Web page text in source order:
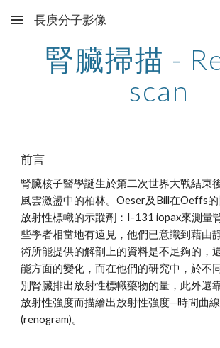
Skip to main content
長庚分子影像
腎臟掃描 -
scan
前言
腎臟核子醫學誕生於第二次世界大戰結束
風雲激盪中的柏林。Oeser及Bill在Oeffs
放射性標幟的示蹤劑：I-131 iopax來測量
些學者相當地有遠見，他們已意識到藉由
術所能提供的解剖上的資料是不足夠的，
能方面的變化，而在他們的研究中，於不
別腎臟排出放射性標幟藥物的量，此外還
放射性強度而描繪出放射性強度─時間曲
(renogram)。